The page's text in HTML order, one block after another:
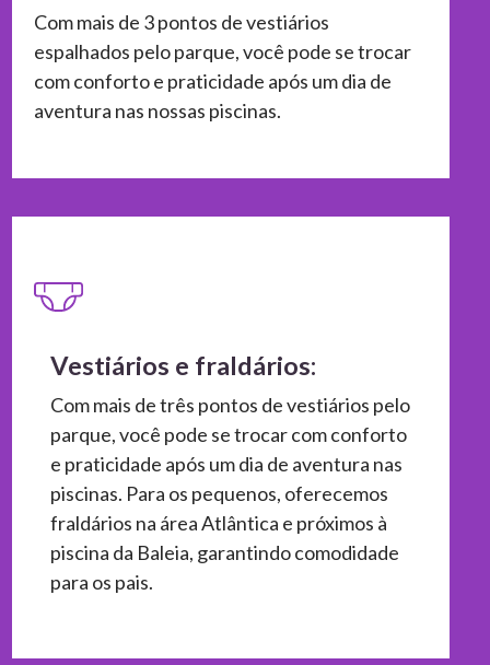
Com mais de 3 pontos de vestiários
espalhados pelo parque, você pode se trocar
com conforto e praticidade após um dia de
aventura nas nossas piscinas.
Vestiários e fraldários:
Com mais de três pontos de vestiários pelo
parque, você pode se trocar com conforto
e praticidade após um dia de aventura nas
piscinas. Para os pequenos, oferecemos
fraldários na área Atlântica e próximos à
piscina da Baleia, garantindo comodidade
para os pais.